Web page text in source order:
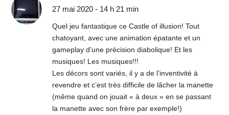
27 mai 2020 - 14 h 21 min
Quel jeu fantastique ce Castle of illusion! Tout
chatoyant, avec une animation épatante et un
gameplay d’une précision diabolique! Et les
musiques! Les musiques!!!
Les décors sont variés, il y a de l’inventivité à
revendre et c’est très difficile de lâcher la manette
(même quand on jouait « à deux » en se passant
la manette avec son frère par exemple!)